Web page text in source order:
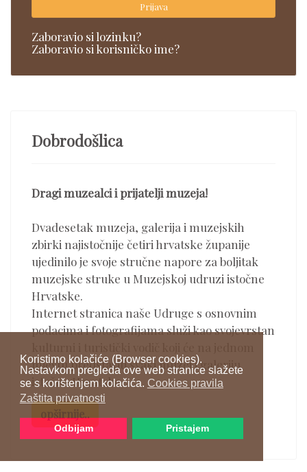
Koristimo kolačiće (Browser cookies).
Nastavkom pregleda ove web stranice slažete
se s korištenjem kolačića. Cookies pravila
Zaštita privatnosti
Odbijam Pristajem
Prijava
Zaboravio si lozinku?
Zaboravio si korisničko ime?
Dobrodošlica
Dragi muzealci i prijatelji muzeja!
Dvadesetak muzeja, galerija i muzejskih
zbirki najistočnije četiri hrvatske županije
ujedinilo je svoje stručne napore za boljitak
muzejske struke u Muzejskoj udruzi istočne
Hrvatske.
Internet stranica naše Udruge s osnovnim
podacima i fotografijama služi kao svojevrstan
mjestu predstaviti svaki muzej i galeriju
istočne Hrvatske.
opširnije..